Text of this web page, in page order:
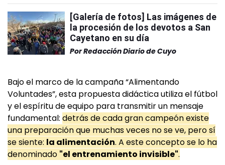
[Galería de fotos] Las imágenes de
la procesión de los devotos a San
Cayetano en su día
PorRedacción Diario de Cuyo
Bajo el marco de la campaña “Alimentando
Voluntades”, esta propuesta didáctica utiliza el fútbol
y el espíritu de equipo para transmitir un mensaje
fundamental: detrás de cada gran campeón existe
una preparación que muchas veces no se ve, pero sí
se siente: la alimentación. A este concepto se lo ha
denominado "el entrenamiento invisible".